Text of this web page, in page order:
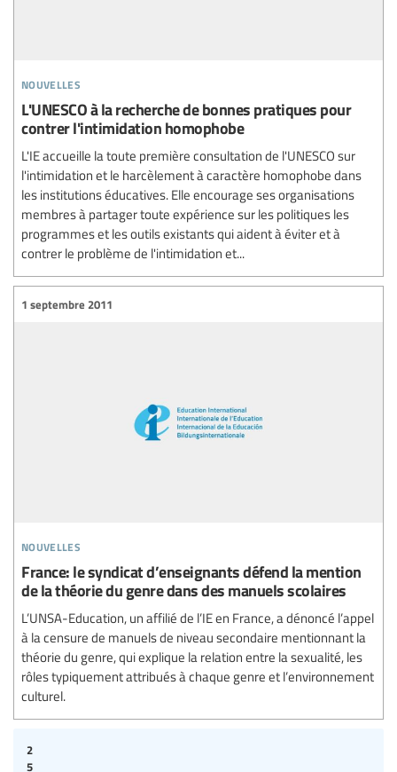
nouvelles
L'UNESCO à la recherche de bonnes pratiques pour
contrer l'intimidation homophobe
L'IE accueille la toute première consultation de l'UNESCO sur
l'intimidation et le harcèlement à caractère homophobe dans
les institutions éducatives. Elle encourage ses organisations
membres à partager toute expérience sur les politiques les
programmes et les outils existants qui aident à éviter et à
contrer le problème de l'intimidation et...
nouvelles
1 septembre 2011
France: le syndicat d’enseignants défend la mention
de la théorie du genre dans des manuels scolaires
L’UNSA-Education, un affilié de l’IE en France, a dénoncé l’appel
à la censure de manuels de niveau secondaire mentionnant la
théorie du genre, qui explique la relation entre la sexualité, les
rôles typiquement attribués à chaque genre et l’environnement
culturel.
2
5